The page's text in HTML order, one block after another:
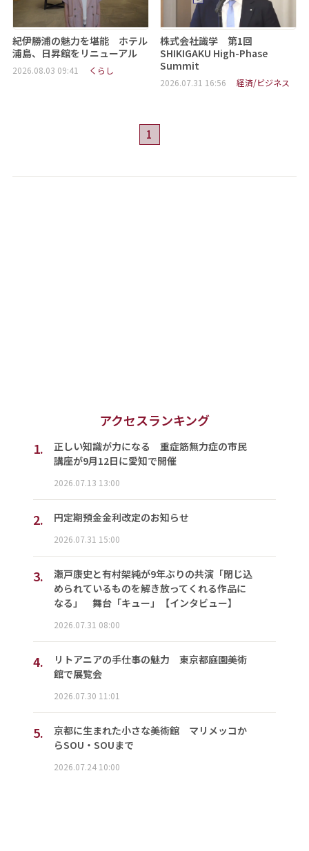
紀伊勝浦の魅力を堪能 ホテル
浦島、日昇館をリニューアル
2026.08.03 09:41 くらし
株式会社識学 第1回
SHIKIGAKU High-Phase
Summit
2026.07.31 16:56 経済/ビジネス
1
アクセスランキング
1.
正しい知識が力になる 重症筋無力症の市民
講座が9月12日に愛知で開催
2026.07.13 13:00
2. 円定期預金金利改定のお知らせ
2026.07.31 15:00
3.
瀬戸康史と有村架純が9年ぶりの共演「閉じ込
められているものを解き放ってくれる作品に
なる」 舞台「キュー」【インタビュー】
2026.07.31 08:00
4.
リトアニアの手仕事の魅力 東京都庭園美術
館で展覧会
2026.07.30 11:01
5.
京都に生まれた小さな美術館 マリメッコか
らSOU・SOUまで
2026.07.24 10:00